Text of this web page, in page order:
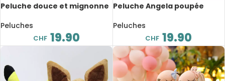
Peluche douce et mignonne
Peluches
CHF 19.90
Peluche Angela poupée
33 cm
Peluches
CHF 19.90